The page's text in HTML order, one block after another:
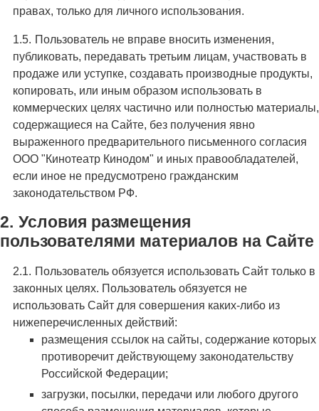
правах, только для личного использования.
Пользователь не вправе вносить изменения,
публиковать, передавать третьим лицам, участвовать в
продаже или уступке, создавать производные продукты,
копировать, или иным образом использовать в
коммерческих целях частично или полностью материалы,
содержащиеся на Сайте, без получения явно
выраженного предварительного письменного согласия
ООО "Кинотеатр Кинодом" и иных правообладателей,
если иное не предусмотрено гражданским
законодательством РФ.
Условия размещения
пользователями материалов на Сайте
Пользователь обязуется использовать Сайт только в
законных целях. Пользователь обязуется не
использовать Сайт для совершения каких-либо из
нижеперечисленных действий:
размещения ссылок на сайты, содержание которых
противоречит действующему законодательству
Российской Федерации;
загрузки, посылки, передачи или любого другого